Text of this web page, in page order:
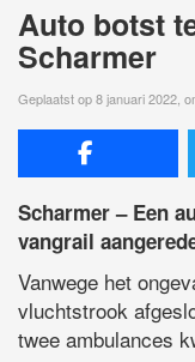
Auto botst
Scharmer
Geplaatst op 8 januari 2022,
Scharmer – Een
vangrail
Vanwege het
vluchtstrook
twee ambulances